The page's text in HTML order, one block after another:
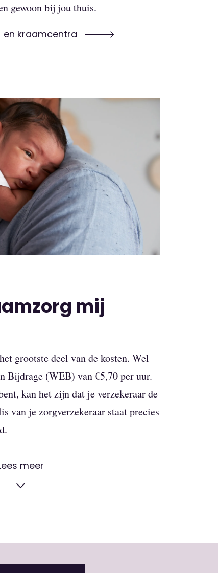
gewoon bij jou thuis.
en kraamcentra
mij
grootste deel van de kosten. Wel
Bijdrage (WEB) van €5,70 per uur.
kan het zijn dat je verzekeraar de
van je zorgverzekeraar staat precies
en je kindje. Daarnaast betaal je
exact kost.
meer